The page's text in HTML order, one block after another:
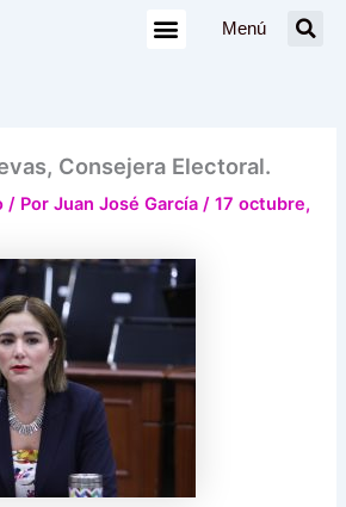
Menú
Consejera Electoral.
/ PorJuan José García/17 octubre,